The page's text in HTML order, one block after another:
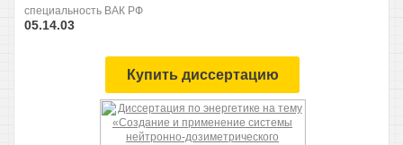
специальность ВАК РФ
05.14.03
Купить диссертацию